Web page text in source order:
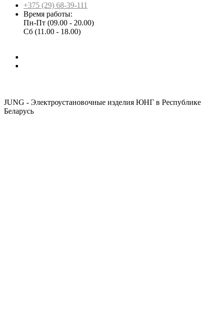
+375 (29) 68-39-111
Время работы:
Пн-Пт (09.00 - 20.00)
Сб (11.00 - 18.00)
JUNG - Электроустановочные изделия ЮНГ в Республике
Беларусь